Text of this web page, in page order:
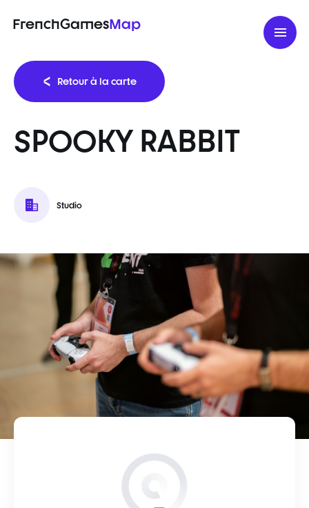
FrenchGamesMap
Retour à la carte
SPOOKY RABBIT
Studio